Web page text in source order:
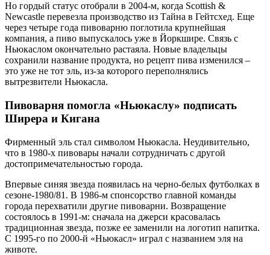
Но гордый статус отобрали в 2004-м, когда Scottish &
Newcastle перевезла производство из Тайна в Гейтсхед. Еще
через четыре года пивоварню поглотила крупнейшая
компания, а пиво выпускалось уже в Йоркшире. Связь с
Ньюкаслом окончательно растаяла. Новые владельцы
сохранили название продукта, но рецепт пива изменился –
это уже не тот эль, из-за которого переполнялись
вытрезвители Ньюкасла.
Пивоварня помогла «Ньюкаслу» подписать
Ширера и Кигана
Фирменный эль стал символом Ньюкасла. Неудивительно,
что в 1980-х пивовары начали сотрудничать с другой
достопримечательностью города.
Впервые синяя звезда появилась на черно-белых футболках в
сезоне-1980/81. В 1986-м спонсорство главной команды
города перехватили другие пивоварни. Возвращение
состоялось в 1991-м: сначала на джерси красовалась
традиционная звезда, позже ее заменили на логотип напитка.
С 1995-го по 2000-й «Ньюкасл» играл с названием эля на
животе.